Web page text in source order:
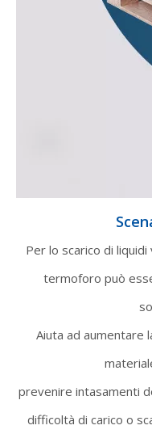
Per lo scarico di
termoforo può
Aiuta ad aumentare
prevenire intasamenti
difficoltà di carico o